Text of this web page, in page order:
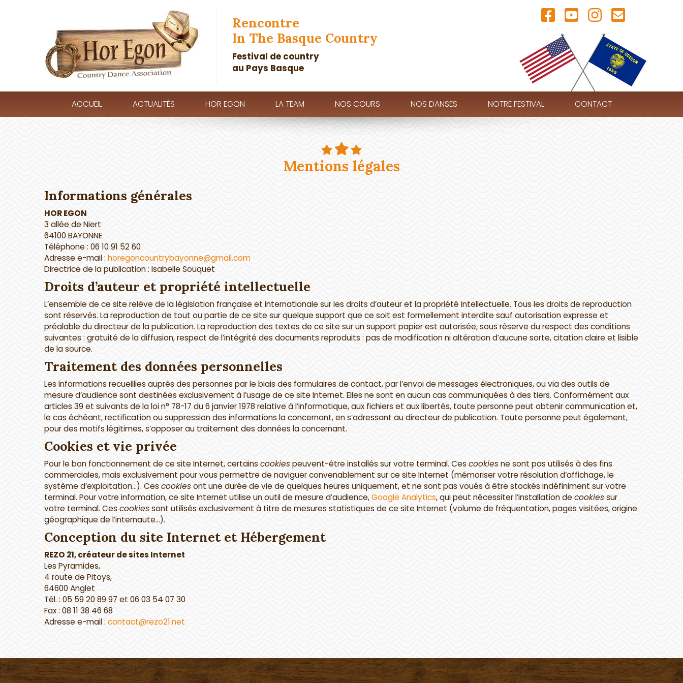
Rencontre
In The Basque Country
Festival de country
au Pays Basque
ACCUEIL ACTUALITÉS HOR EGON LA TEAM NOS COURS NOS DANSES NOTRE FESTIVAL CONTACT
Mentions légales
Informations générales
HOR EGON
3 allée de Niert
64100 BAYONNE
Téléphone : 06 10 91 52 60
Adresse e-mail : horegoncountrybayonne@gmail.com
Directrice de la publication : Isabelle Souquet
Droits d’auteur et propriété intellectuelle
L’ensemble de ce site relève de la législation française et internationale sur les droits d’auteur et la propriété intellectuelle. Tous les droits de reproduction
sont réservés. La reproduction de tout ou partie de ce site sur quelque support que ce soit est formellement interdite sauf autorisation expresse et
préalable du directeur de la publication. La reproduction des textes de ce site sur un support papier est autorisée, sous réserve du respect des conditions
suivantes : gratuité de la diffusion, respect de l’intégrité des documents reproduits : pas de modification ni altération d’aucune sorte, citation claire et lisible
de la source.
Traitement des données personnelles
Les informations recueillies auprès des personnes par le biais des formulaires de contact, par l’envoi de messages électroniques, ou via des outils de
mesure d’audience sont destinées exclusivement à l’usage de ce site Internet. Elles ne sont en aucun cas communiquées à des tiers. Conformément aux
articles 39 et suivants de la loi n° 78-17 du 6 janvier 1978 relative à l’informatique, aux fichiers et aux libertés, toute personne peut obtenir communication et,
le cas échéant, rectification ou suppression des informations la concernant, en s’adressant au directeur de publication. Toute personne peut également,
pour des motifs légitimes, s’opposer au traitement des données la concernant.
Cookies et vie privée
Pour le bon fonctionnement de ce site Internet, certainscookiespeuvent-être installés sur votre terminal. Cescookiesne sont pas utilisés à des fins
commerciales, mais exclusivement pour vous permettre de naviguer convenablement sur ce site Internet (mémoriser votre résolution d’affichage, le
système d’exploitation…). Ces cookiesont une durée de vie de quelques heures uniquement, et ne sont pas voués à être stockés indéfiniment sur votre
terminal. Pour votre information, ce site Internet utilise un outil de mesure d’audience,Google Analytics, qui peut nécessiter l’installation decookiessur
votre terminal. Ces cookiessont utilisés exclusivement à titre de mesures statistiques de ce site Internet (volume de fréquentation, pages visitées, origine
géographique de l’internaute…).
Conception du site Internet et Hébergement
REZO 21, créateur de sites Internet
Les Pyramides,
4 route de Pitoys,
64600 Anglet
Tél. : 05 59 20 89 97 et 06 03 54 07 30
Fax : 08 11 38 46 68
Adresse e-mail : contact@rezo21.net